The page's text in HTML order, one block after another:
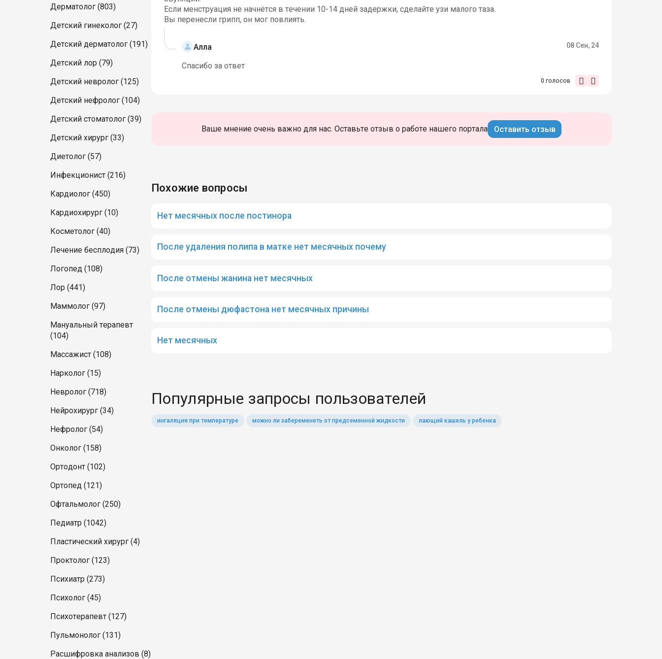
Дерматолог (803)
Детский гинеколог (27)
Детский дерматолог (191)
Детский лор (79)
Детский невролог (125)
Детский нефролог (104)
Детский стоматолог (39)
Детский хирург (33)
Диетолог (57)
Инфекционист (216)
Кардиолог (450)
Кардиохирург (10)
Косметолог (40)
Лечение бесплодия (73)
Логопед (108)
Лор (441)
Маммолог (97)
Мануальный терапевт
(104)
Массажист (108)
Нарколог (15)
Невролог (718)
Нейрохирург (34)
Нефролог (54)
Онколог (158)
Ортодонт (102)
Ортопед (121)
Офтальмолог (250)
Педиатр (1042)
Пластический хирург (4)
Проктолог (123)
Психиатр (273)
Психолог (45)
Психотерапевт (127)
Пульмонолог (131)
Расшифровка анализов (8)
Если менструация не начнётся в течении 10-14 дней задержки, сделайте узи малого таза.
Вы перенесли грипп, он мог повлиять.
Алла 08 Сен, 24
Спасибо за ответ
0 голосов
Ваше мнение очень важно для нас. Оставьте отзыв о работе нашего портала Оставить отзыв
Похожие вопросы
Нет месячных после постинора
После удаления полипа в матке нет месячных почему
После отмены жанина нет месячных
После отмены дюфастона нет месячных причины
Нет месячных
Популярные запросы пользователей
ингаляция при температуре можно ли забеременеть от предсеменной жидкости лающий кашель у ребенка